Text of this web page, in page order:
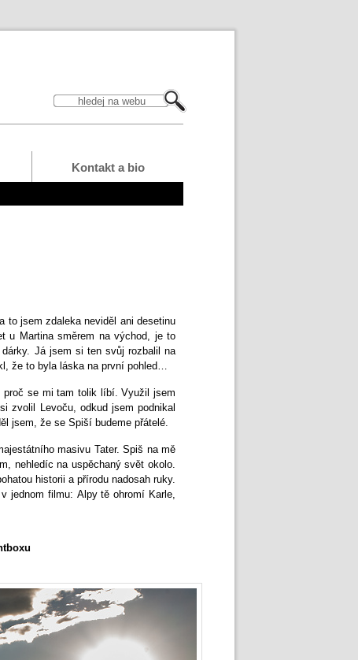
Kontakt a bio
to jsem zdaleka neviděl ani desetinu
u Martina směrem na východ, je to
Já jsem si ten svůj rozbalil na
že to byla láska na první pohled…
proč se mi tam tolik líbí. Využil jsem
zvolil Levoču, odkud jsem podnikal
jsem, že se Spiší budeme přátelé.
masivu Tater. Spiš na mě
nehledíc na uspěchaný svět okolo.
historii a přírodu nadosah ruky.
jednom filmu: Alpy tě ohromí Karle,